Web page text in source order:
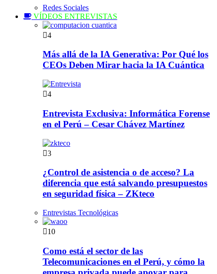
Redes Sociales
VÍDEOS ENTREVISTAS
4
Más allá de la IA Generativa: Por Qué los
CEOs Deben Mirar hacia la IA Cuántica
4
Entrevista Exclusiva: Informática Forense
en el Perú – Cesar Chávez Martínez
3
¿Control de asistencia o de acceso? La
diferencia que está salvando presupuestos
en seguridad física – ZKteco
Entrevistas Tecnológicas
10
Como está el sector de las
Telecomunicaciones en el Perú, y cómo la